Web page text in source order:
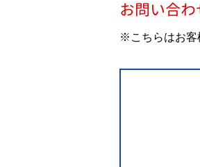
お問い合
※こちらはお客